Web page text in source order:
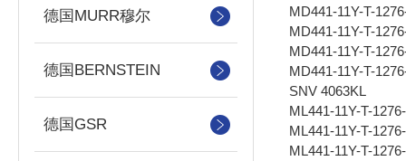
德国MURR穆尔
德国BERNSTEIN
德国GSR
MD441-11Y-T-
MD441-11Y-T-
MD441-11Y-T-
MD441-11Y-T-
SNV 4063KL
ML441-11Y-T-
ML441-11Y-T-
ML441-11Y-T-